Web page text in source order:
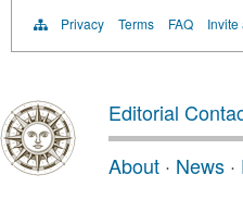
Privacy Terms FAQ Invite
Editorial
About · News ·